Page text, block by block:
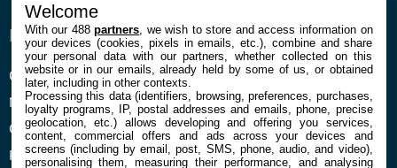
ENTREPRISE
Qui sommes nous
Mentions légales et CGU
Confidentialité et Cookies
Préférences cookies
À PROPOS
La rédaction
Contact
Welcome
With our 488partners , we wish to store and access information on
your devices (cookies, pixels in emails, etc.), combine and share
your personal data with our partners, whether collected on this
website or in our emails, already held by some of us, or obtained
later, including in other contexts.
Processing this data (identifiers, browsing, preferences, purchases,
loyalty programs, IP, postal addresses and emails, phone, precise
geolocation, etc.) allows developing and offering you services,
content, commercial offers and ads across your devices and
screens (including by email, post, SMS, phone, audio, and video),
personalising them, measuring their performance, and analysing